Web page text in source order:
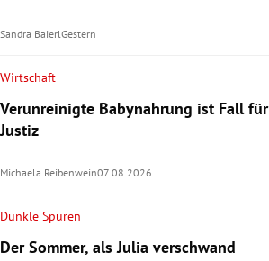
Sandra BaierlGestern
Wirtschaft
Verunreinigte Babynahrung ist Fall für
Justiz
Michaela Reibenwein07.08.2026
Dunkle Spuren
Der Sommer, als Julia verschwand